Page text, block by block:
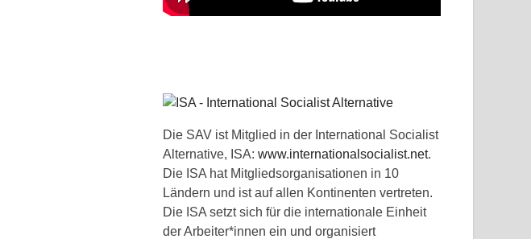
Die SAV ist Mitglied in der International Socialist
Alternative, ISA:www.internationalsocialist.net.
Die ISA hat Mitgliedsorganisationen in 10
Ländern und ist auf allen Kontinenten vertreten.
Die ISA setzt sich für die internationale Einheit
der Arbeiter*innen ein und organisiert